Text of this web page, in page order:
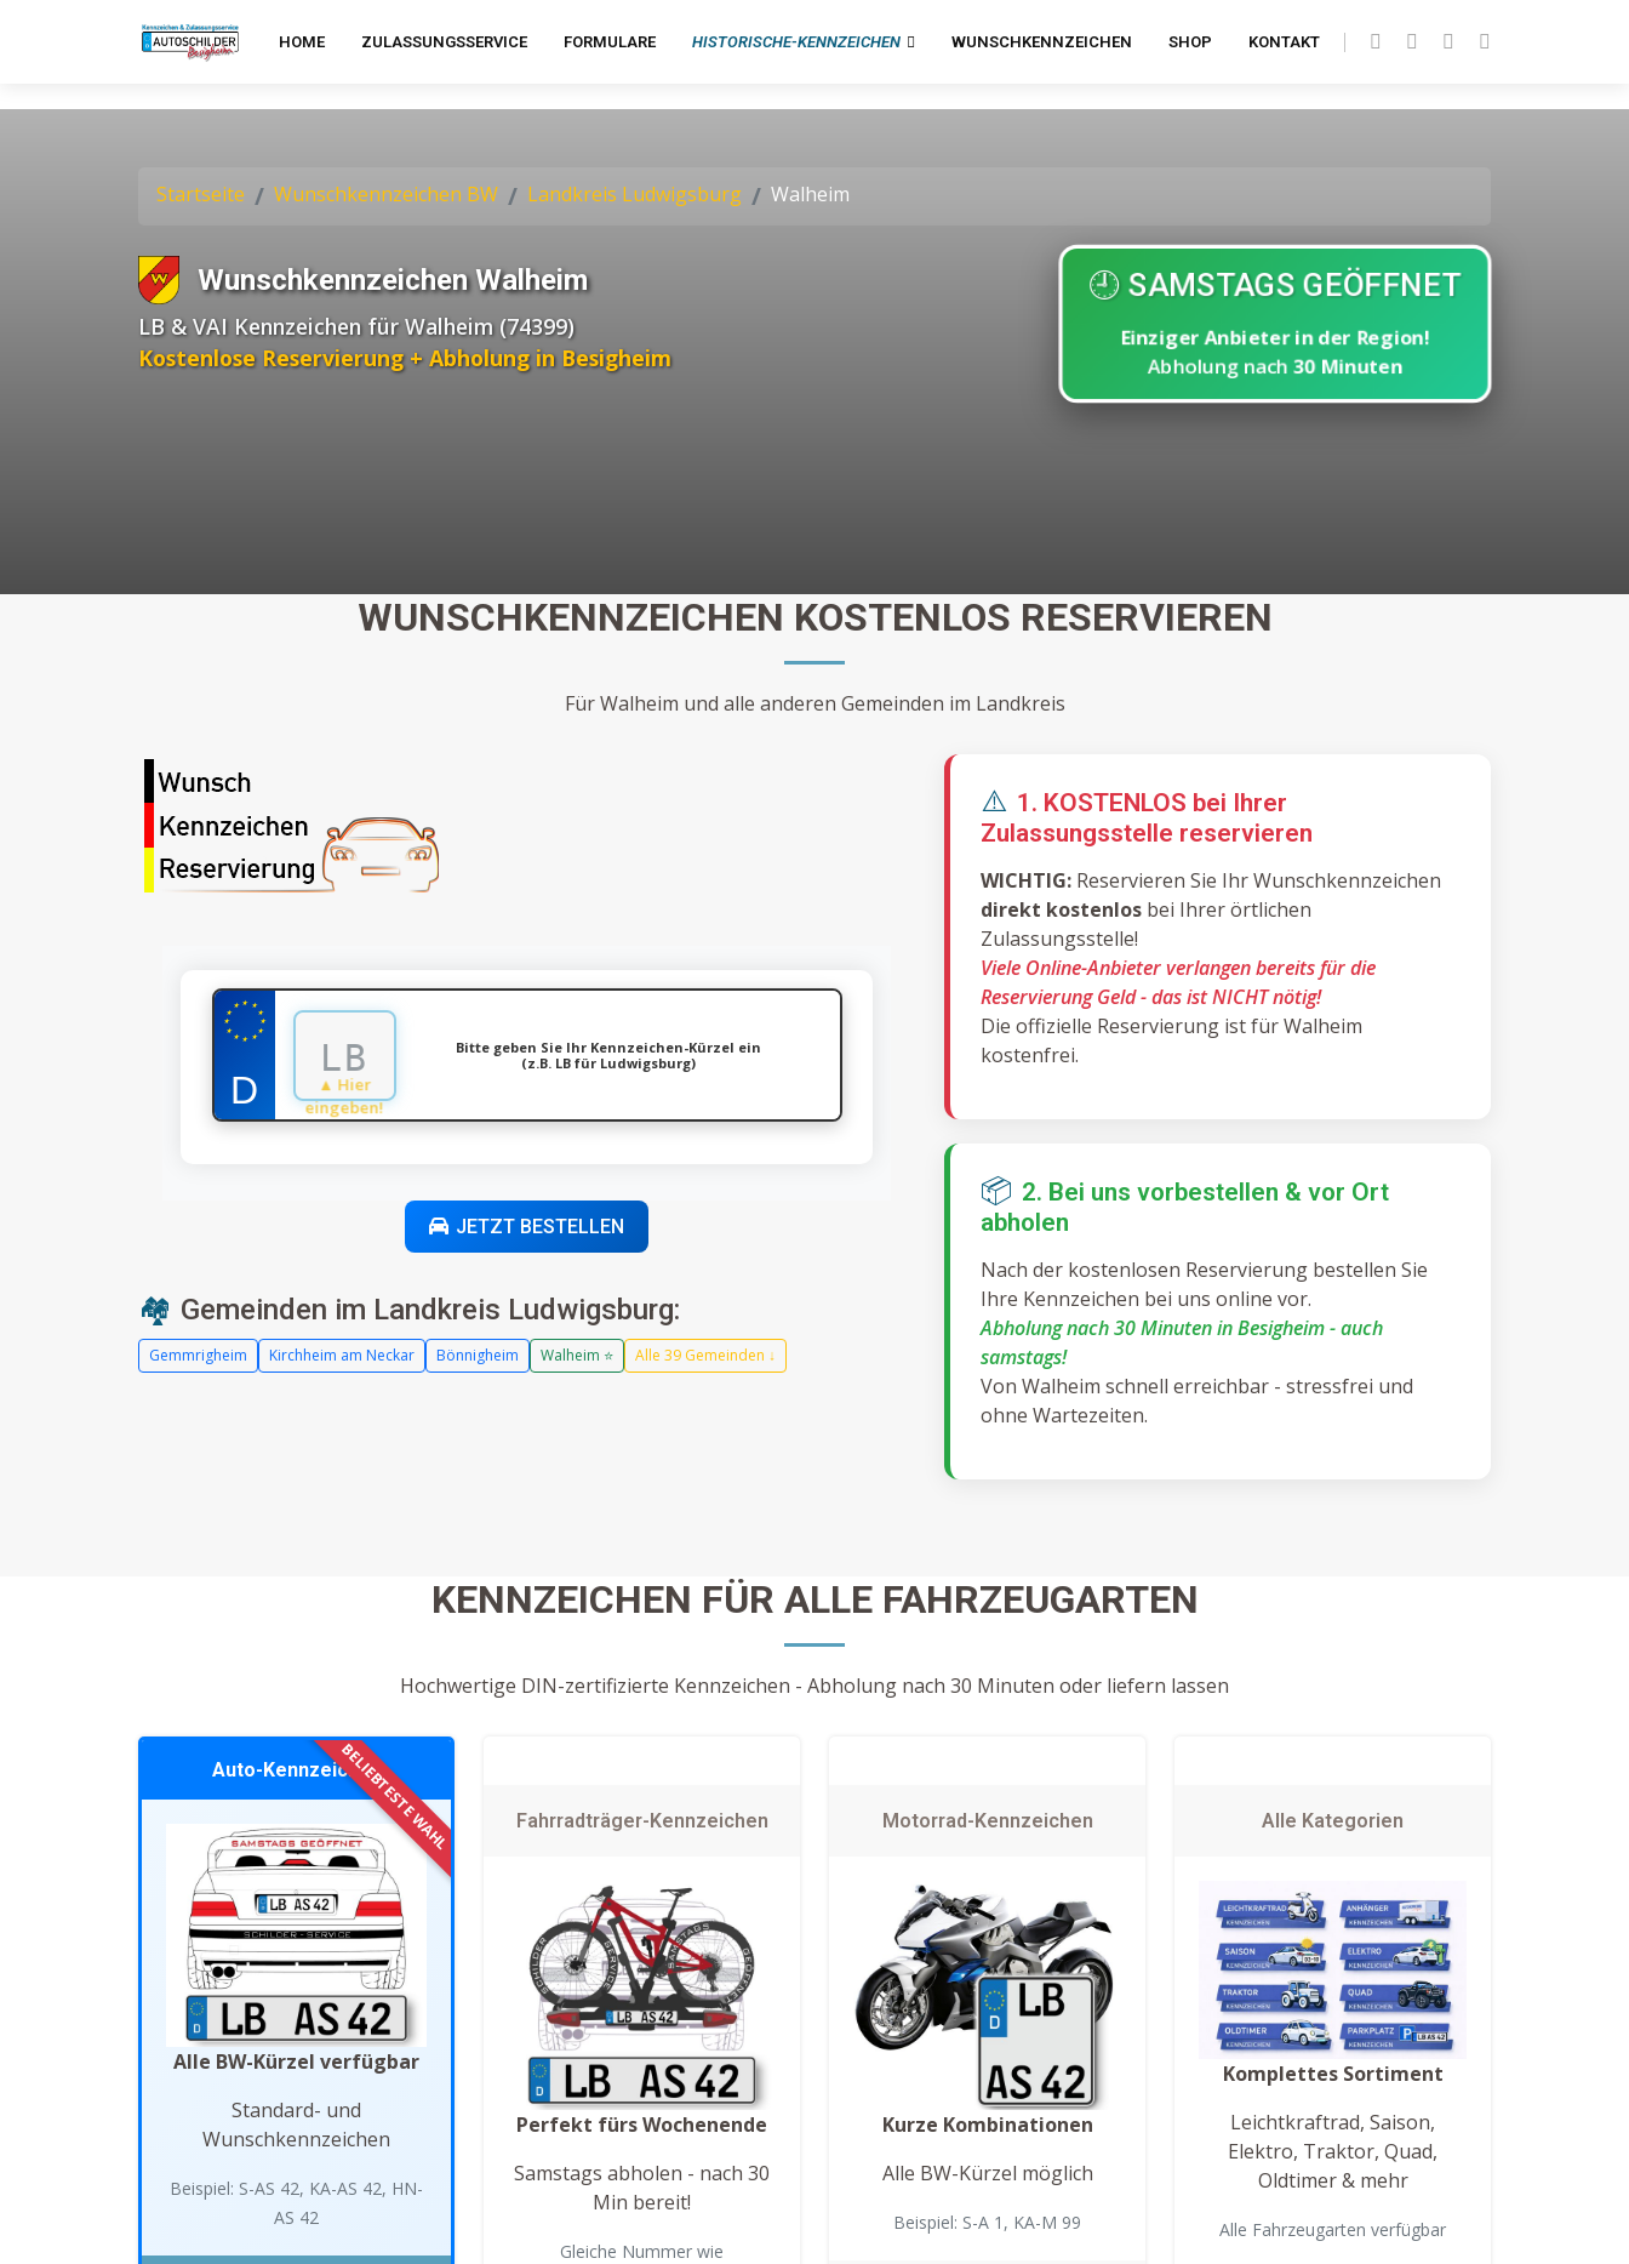
HOME ZULASSUNGSSERVICE FORMULARE HISTORISCHE-KENNZEICHEN WUNSCHKENNZEICHEN SHOP KONTAKT
Startseite Wunschkennzeichen BW Landkreis Ludwigsburg Walheim
Wunschkennzeichen Walheim
LB & VAI Kennzeichen für Walheim (74399)
Kostenlose Reservierung + Abholung in Besigheim
🕘 SAMSTAGS GEÖFFNET
Einziger Anbieter in der Region!
Abholung nach30 Minuten
WUNSCHKENNZEICHEN KOSTENLOS RESERVIEREN
Für Walheim und alle anderen Gemeinden im Landkreis
★ ★
★
★
★
★
★
★
★
★
★
★
▲ Hier
eingeben!
Bitte geben Sie Ihr Kennzeichen-Kürzel ein
(z.B. LB für Ludwigsburg)
JETZT BESTELLEN
🏘️ Gemeinden im Landkreis Ludwigsburg:
Gemmrigheim Kirchheim am Neckar Bönnigheim Walheim ⭐ Alle 39 Gemeinden ↓
⚠️ 1. KOSTENLOS bei Ihrer
Zulassungsstelle reservieren
WICHTIG: Reservieren Sie Ihr Wunschkennzeichen
direkt kostenlos bei Ihrer örtlichen
Zulassungsstelle!
Viele Online-Anbieter verlangen bereits für die
Reservierung Geld - das ist NICHT nötig!
Die offizielle Reservierung ist für Walheim
kostenfrei.
📦 2. Bei uns vorbestellen & vor Ort
abholen
Nach der kostenlosen Reservierung bestellen Sie
Ihre Kennzeichen bei uns online vor.
Abholung nach 30 Minuten in Besigheim - auch
samstags!
Von Walheim schnell erreichbar - stressfrei und
ohne Wartezeiten.
KENNZEICHEN FÜR ALLE FAHRZEUGARTEN
Hochwertige DIN-zertifizierte Kennzeichen - Abholung nach 30 Minuten oder liefern lassen
Auto-Kennzeichen
Alle BW-Kürzel verfügbar
Standard- und
Wunschkennzeichen
Beispiel: S-AS 42, KA-AS 42, HN-
AS 42
Fahrradträger-Kennzeichen
Perfekt fürs Wochenende
Samstags abholen - nach 30
Min bereit!
Gleiche Nummer wie
Motorrad-Kennzeichen
Kurze Kombinationen
Alle BW-Kürzel möglich
Beispiel: S-A 1, KA-M 99
Alle Kategorien
Komplettes Sortiment
Leichtkraftrad, Saison,
Elektro, Traktor, Quad,
Oldtimer & mehr
Alle Fahrzeugarten verfügbar